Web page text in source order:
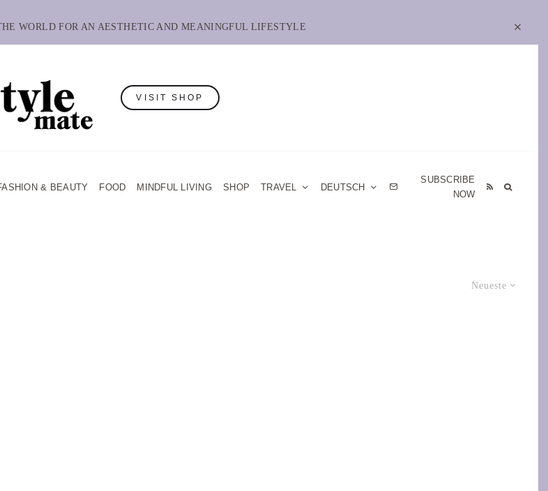
WORLD FOR AN AESTHETIC AND MEANINGFUL LIFESTYLE
VISIT SHOP
& BEAUTY FOOD MINDFUL LIVING SHOP TRAVEL DEUTSCH
SUBSCRIBE
NOW
Neueste